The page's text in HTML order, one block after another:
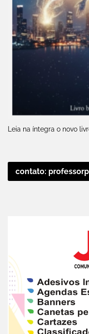
Leia na íntegra o novo
contato: